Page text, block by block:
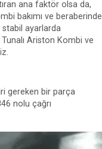
ana faktör olsa da,
bakımı ve beraberinde
stabil ayarlarda
Ariston Kombi ve
gereken bir parça
nolu çağrı